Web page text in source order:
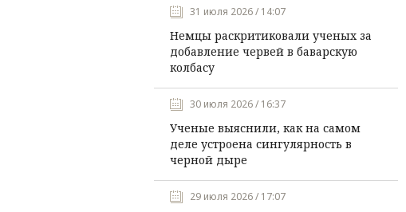
31 июля 2026 / 14:07
Немцы раскритиковали ученых за
добавление червей в баварскую
колбасу
30 июля 2026 / 16:37
Ученые выяснили, как на самом
деле устроена сингулярность в
черной дыре
29 июля 2026 / 17:07